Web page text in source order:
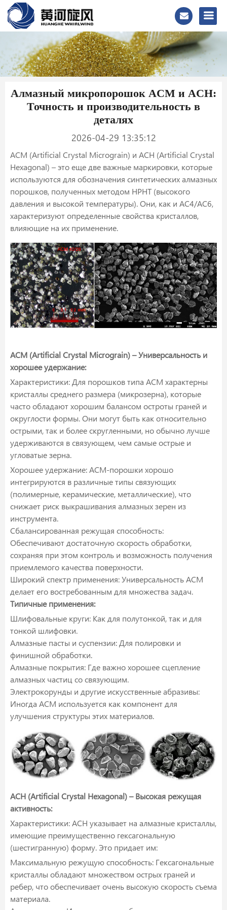
Алмазный микропорошок ACM и ACH:
Точность и производительность в
деталях
2026-04-29 13:35:12
ACM (Artificial Crystal Micrograin) и ACH (Artificial Crystal
Hexagonal) – это еще две важные маркировки, которые
используются для обозначения синтетических алмазных
порошков, полученных методом HPHT (высокого
давления и высокой температуры). Они, как и AC4/AC6,
характеризуют определенные свойства кристаллов,
влияющие на их применение.
ACM (Artificial Crystal Micrograin) – Универсальность и
хорошее удержание:
Характеристики: Для порошков типа ACM характерны
кристаллы среднего размера (микрозерна), которые
часто обладают хорошим балансом остроты граней и
округлости формы. Они могут быть как относительно
острыми, так и более скругленными, но обычно лучше
удерживаются в связующем, чем самые острые и
угловатые зерна.
Хорошее удержание: ACM-порошки хорошо
интегрируются в различные типы связующих
(полимерные, керамические, металлические), что
снижает риск выкрашивания алмазных зерен из
инструмента.
Сбалансированная режущая способность:
Обеспечивают достаточную скорость обработки,
сохраняя при этом контроль и возможность получения
приемлемого качества поверхности.
Широкий спектр применения: Универсальность ACM
делает его востребованным для множества задач.
Типичные применения:
Шлифовальные круги: Как для полутонкой, так и для
тонкой шлифовки.
Алмазные пасты и суспензии: Для полировки и
финишной обработки.
Алмазные покрытия: Где важно хорошее сцепление
алмазных частиц со связующим.
Электрокорунды и другие искусственные абразивы:
Иногда ACM используется как компонент для
улучшения структуры этих материалов.
ACH (Artificial Crystal Hexagonal) – Высокая режущая
активность:
Характеристики: ACH указывает на алмазные кристаллы,
имеющие преимущественно гексагональную
(шестигранную) форму. Это придает им:
Максимальную режущую способность: Гексагональные
кристаллы обладают множеством острых граней и
ребер, что обеспечивает очень высокую скорость съема
материала.